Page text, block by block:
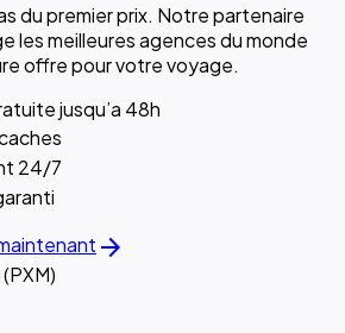
du premier prix. Notre partenaire
les meilleures agences du monde
offre pour votre voyage.
jusqu’a 48h
24/7
arrow_forward